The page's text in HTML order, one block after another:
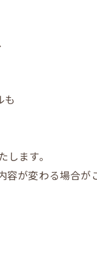
も
ます。
が変わる場合が